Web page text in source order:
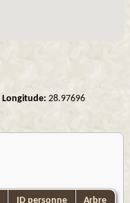
Longitude: 28.97696
ID personne Arbre